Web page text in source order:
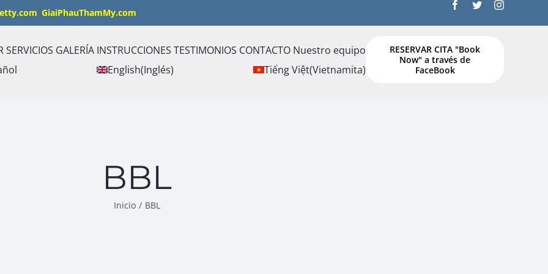
GiaiPhauThamMy.com
SERVICIOS GALERÍA INSTRUCCIONES TESTIMONIOS CONTACTO Nuestro equipo
English(Inglés) Tiếng Việt(Vietnamita)
RESERVAR CITA "Book
Now" a través de
FaceBook
BBL
Inicio / BBL